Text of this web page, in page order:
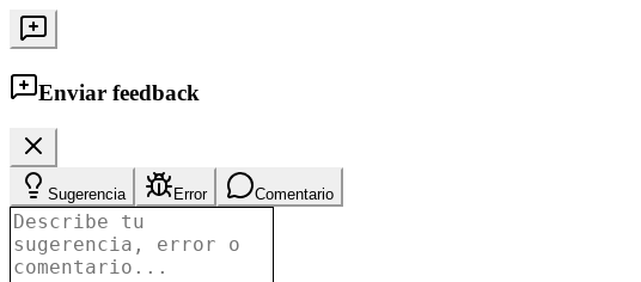
Enviar feedback
Sugerencia Error Comentario